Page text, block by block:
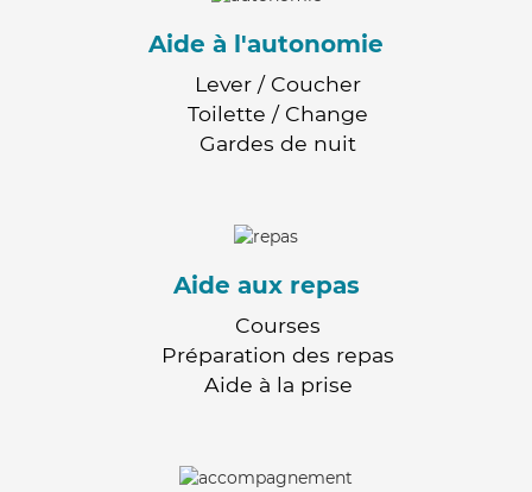
Aide à l'autonomie
Lever / Coucher
Toilette / Change
Gardes de nuit
Aide aux repas
Courses
Préparation des repas
Aide à la prise